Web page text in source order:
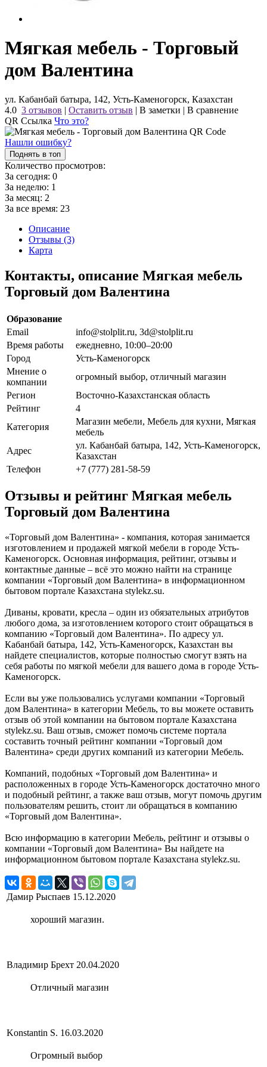
Мягкая мебель - Торговый
дом Валентина
ул. Кабанбай батыра, 142, Усть-Каменогорск, Казахстан
4.0 3 отзывов | Оставить отзыв | В заметки | В сравнение
QR Ссылка Что это?
Нашли ошибку?
Поднять в топ
Количество просмотров:
За сегодня: 0
За неделю: 1
За месяц: 2
За все время: 23
Описание
Отзывы (3)
Карта
Контакты, описание Мягкая мебель
Торговый дом Валентина
Образование
Email
info@stolplit.ru, 3d@stolplit.ru
Время работы
ежедневно, 10:00–20:00
Город
Усть-Каменогорск
Мнение о
компании
огромный выбор, отличный магазин
Регион
Восточно-Казахстанская область
Рейтинг
4
Категория
Магазин мебели, Мебель для кухни, Мягкая
мебель
Адрес
ул. Кабанбай батыра, 142, Усть-Каменогорск,
Казахстан
Телефон
+7 (777) 281-58-59
Отзывы и рейтинг Мягкая мебель
Торговый дом Валентина
«Торговый дом Валентина» - компания, которая занимается
изготовлением и продажей мягкой мебели в городе Усть-
Каменогорск. Основная информация, рейтинг, отзывы и
контактные данные – всё это можно найти на странице
компании «Торговый дом Валентина» в информационном
бытовом портале Казахстана stylekz.su.
Диваны, кровати, кресла – один из обязательных атрибутов
любого дома, за изготовлением которого стоит обращаться в
компанию «Торговый дом Валентина». По адресу ул.
Кабанбай батыра, 142, Усть-Каменогорск, Казахстан вы
найдете специалистов, которые полностью смогут взять на
себя работы по мягкой мебели для вашего дома в городе Усть-
Каменогорск.
Если вы уже пользовались услугами компании «Торговый
дом Валентина» в категории Мебель, то вы можете оставить
отзыв об этой компании на бытовом портале Казахстана
stylekz.su. Ваш отзыв, сможет помочь системе портала
составить точный рейтинг компании «Торговый дом
Валентина» среди других компаний из категории Мебель.
Компаний, подобных «Торговый дом Валентина» и
расположенных в городе Усть-Каменогорск достаточно много
и подобный рейтинг, а также ваш отзыв, могут помочь другим
пользователям решить, стоит ли обращаться в компанию
«Торговый дом Валентина».
Всю информацию в категории Мебель, рейтинг и отзывы о
компании «Торговый дом Валентина» Вы найдете на
информационном бытовом портале Казахстана stylekz.su.
Дамир Рыспаев 15.12.2020
хороший магазин.
Владимир Брехт 20.04.2020
Отличный магазин
Konstantin S. 16.03.2020
Огромный выбор